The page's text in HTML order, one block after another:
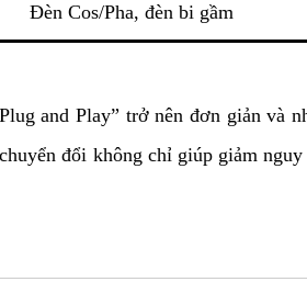
Đèn Cos/Pha, đèn bi gầm
and Play” trở nên đơn giản và
đổi không chỉ giúp giảm